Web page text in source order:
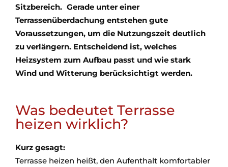
Sitzbereich. Gerade unter einer
Terrassenüberdachung entstehen gute
Voraussetzungen, um die Nutzungszeit deutlich
zu verlängern. Entscheidend ist, welches
Heizsystem zum Aufbau passt und wie stark
Wind und Witterung berücksichtigt werden.
Was bedeutet Terrasse
heizen wirklich?
Kurz gesagt:
Terrasse heizen heißt, den Aufenthalt komfortabler